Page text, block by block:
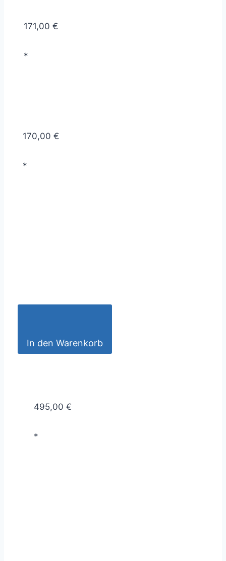
171,00 €
*
170,00 €
*
In den Warenkorb
495,00 €
*